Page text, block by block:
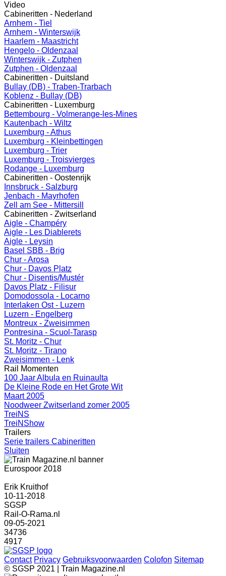
Video
Cabineritten - Nederland
Arnhem - Tiel
Arnhem - Winterswijk
Haarlem - Maastricht
Hengelo - Oldenzaal
Winterswijk - Zutphen
Zutphen - Oldenzaal
Cabineritten - Duitsland
Bullay (DB) - Traben-Trarbach
Koblenz - Bullay (DB)
Cabineritten - Luxemburg
Bettembourg - Volmerange-les-Mines
Kautenbach - Wiltz
Luxemburg - Athus
Luxemburg - Kleinbettingen
Luxemburg - Trier
Luxemburg - Troisvierges
Rodange - Luxemburg
Cabineritten - Oostenrijk
Innsbruck - Salzburg
Jenbach - Mayrhofen
Zell am See - Mittersill
Cabineritten - Zwitserland
Aigle - Champéry
Aigle - Les Diablerets
Aigle - Leysin
Basel SBB - Brig
Chur - Arosa
Chur - Davos Platz
Chur - Disentis/Mustér
Davos Platz - Filisur
Domodossola - Locarno
Interlaken Ost - Luzern
Luzern - Engelberg
Montreux - Zweisimmen
Pontresina - Scuol-Tarasp
St. Moritz - Chur
St. Moritz - Tirano
Zweisimmen - Lenk
Rail Momenten
100 Jaar Albula en Ruinaulta
De Kleine Rode en Het Grote Wit
Maart 2005
Noodweer Zwitserland zomer 2005
TreiNS
TreiNShow
Trailers
Serie trailers Cabineritten
Sluiten
Eurospoor 2018
Erik Kruithof
10-11-2018
SGSP
Rail-O-Rama.nl
09-05-2021
34736
4917
Contact Privacy Gebruiksvoorwaarden Colofon Sitemap
© SGSP 2021 | Train Magazine.nl